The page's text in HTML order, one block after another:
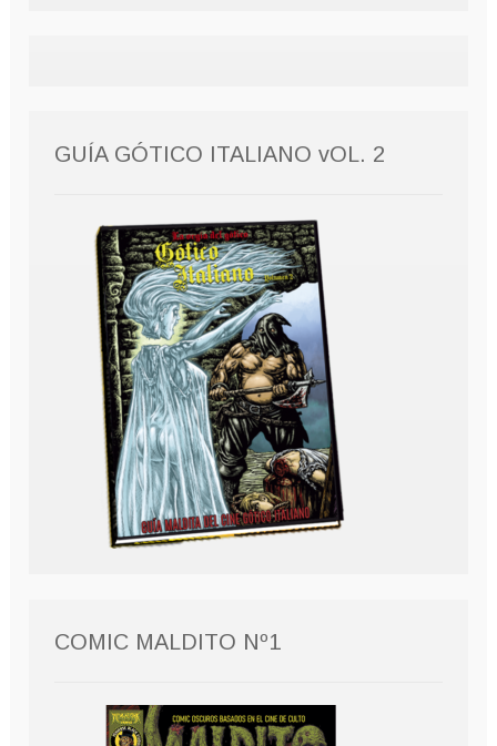
GUÍA GÓTICO ITALIANO vOL. 2
COMIC MALDITO Nº1